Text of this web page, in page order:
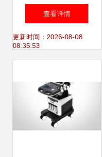
引领超声波吸塑新
篇章——聚焦广
江西市场
查看详情
更新时间：2026-08-08
08:35:53